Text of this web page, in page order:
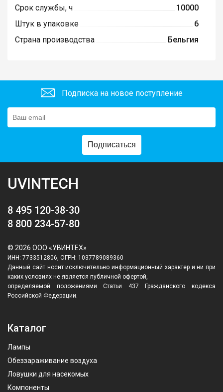
Срок службы, ч
10000
Штук в упаковке
6
Страна производства
Бельгия
Подписка на новое поступление
Подписаться
UVINTECH
8 495 120-38-30
8 800 234-57-80
© 2026 ООО «УВИНТЕХ»
ИНН: 7733512806, ОГРН: 1037789089360
Данный сайт носит исключительно информационный характер и ни при
каких условиях не является публичной офертой,
определяемой положениями Статьи 437 Гражданского кодекса
Российской Федерации.
Каталог
Лампы
Обеззараживание воздуха
Ловушки для насекомых
Компоненты